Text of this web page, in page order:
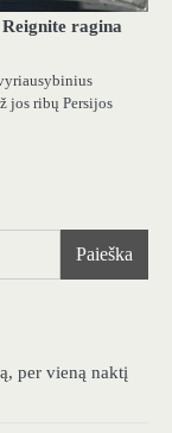
ragina
jos ribų Persijos
Paieška
per vieną naktį